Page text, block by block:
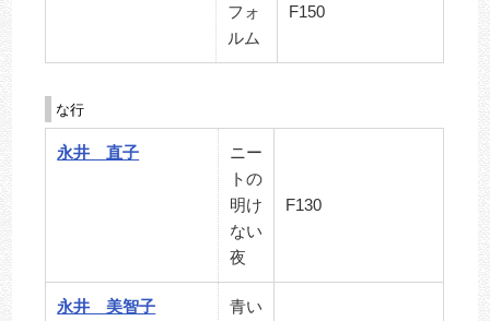
フォ
ルム
F150
永井 直子
ニー
トの
明け
ない
夜
F130
永井 美智子
青い
な行